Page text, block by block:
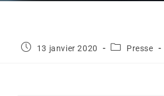
13 janvier 2020 Presse